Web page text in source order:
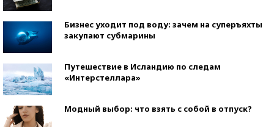
Бизнес уходит под воду: зачем на суперъяхты
закупают субмарины
Путешествие в Исландию по следам
«Интерстеллара»
Модный выбор: что взять с собой в отпуск?